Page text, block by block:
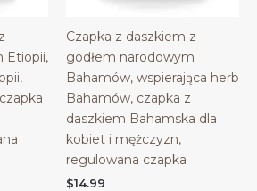
Etiopii,
Czapka z daszkiem z
godłem narodowym
Bahamów, wspierająca herb
Bahamów, czapka z
daszkiem Bahamska dla
kobiet i mężczyzn,
regulowana czapka
$14.99